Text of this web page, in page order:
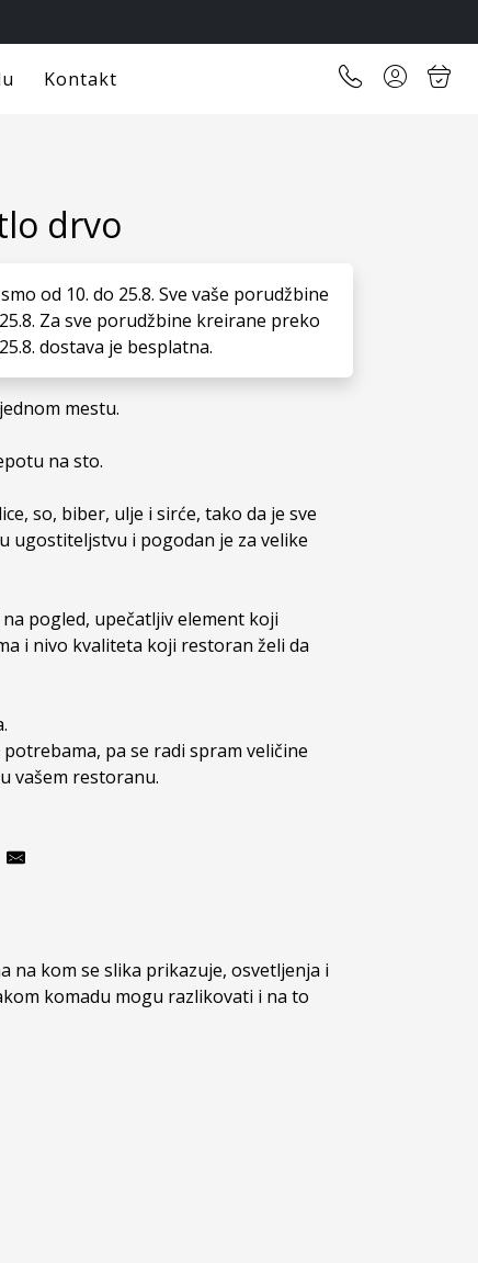
Kontakt
drvo
od 10. do 25.8. Sve vaše porudžbine
Za sve porudžbine kreirane preko
dostava je besplatna.
mestu.
na sto.
so, biber, ulje i sirće, tako da je sve
ugostiteljstvu i pogodan je za velike
pogled, upečatljiv element koji
i nivo kvaliteta koji restoran želi da
pa se radi spram veličine
vašem restoranu.
na kom se slika prikazuje, osvetljenja i
komadu mogu razlikovati i na to